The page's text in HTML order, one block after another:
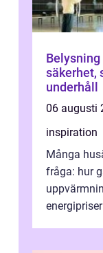
säkerhet,
underhåll
06 augusti
inspiration
Många
fråga: hur